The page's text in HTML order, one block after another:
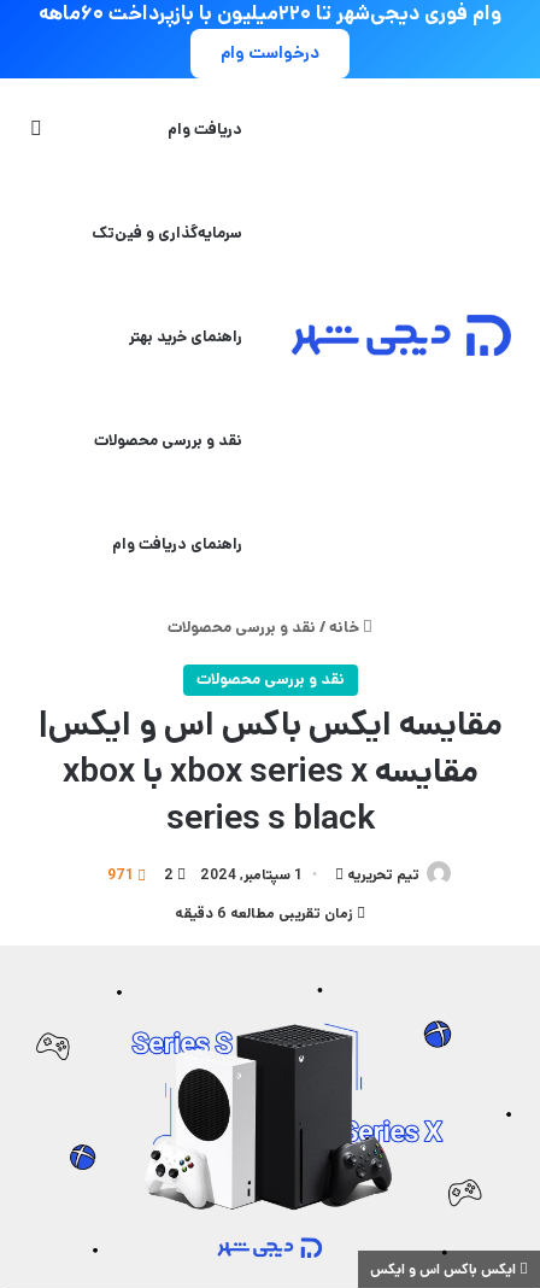
وام فوری دیجی‌شهر تا ۲۲۰میلیون با بازپرداخت ۶۰ماهه
درخواست وام
دریافت وام
سرمایه‌گذاری و فین‌تک
راهنمای خرید بهتر
نقد و بررسی محصولات
راهنمای دریافت وام
خانه/ نقد و بررسی محصولات
نقد و بررسی محصولات
مقایسه ایکس باکس اس و ایکس|
مقایسه xbox series x با xbox
series s black
تیم تحریریه
ارسال1 سپتامبر, 2024 2
971
زمان تقریبی مطالعه 6 دقیقه
ایکس باکس اس و ایکس